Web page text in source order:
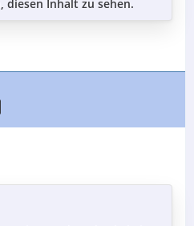
diesen Inhalt zu sehen.